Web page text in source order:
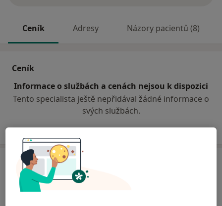
Ceník Adresy Názory pacientů (8)
Ceník
Informace o službách a cenách nejsou k dispozici
Tento specialista ještě nepřidával žádné informace o
svých službách.
Adresa
Odborný stomatolog